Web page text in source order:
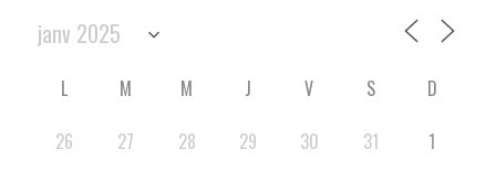
L M M J V S
D
26
27 28 29 30 31 1